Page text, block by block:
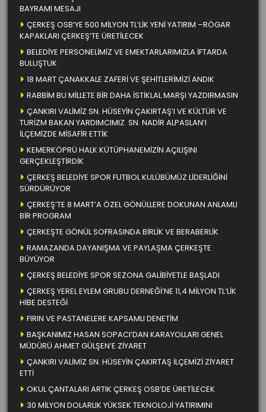
BAYRAMI MESAJI
ÇERKEŞ OSB’YE 500 MİLYON TL’LİK YENİ YATIRIM –RÖGAR
KAPAKLARI ÇERKEŞ’TE ÜRETİLECEK
BELEDİYE PERSONELİMİZ VE EMEKTARLARIMIZLA İFTARDA
BULUŞTUK
18 MART ÇANAKKALE ZAFERİ VE ŞEHİTLERİMİZİ ANDIK
RABBİM BU MİLLETE BİR DAHA İSTİKLAL MARŞI YAZDIRMASIN
ÇANKIRI VALİMİZ SN. HÜSEYİN ÇAKIRTAŞ’I VE KÜLTÜR VE
TURİZM BAKAN YARDIMCIMIZ SN. NADİR ALPASLAN’I
İLÇEMİZDE MİSAFİR ETTİK
KEMERKÖPRÜ HALK KÜTÜPHANEMİZİN AÇILIŞINI
GERÇEKLEŞTİRDİK
ÇERKEŞ BELEDİYE SPOR FUTBOL KULÜBÜMÜZ LİDERLİĞİNİ
SÜRDÜRÜYOR
ÇERKEŞ’TE 8 MART’A ÖZEL GÖNÜLLERE DOKUNAN ANLAMLI
BİR PROGRAM
ÇERKEŞTE GÖNÜL SOFRASINDA BİRLİK VE BERABERLİK
RAMAZANDA DAYANIŞMA VE PAYLAŞMA ÇERKEŞTE
BÜYÜYOR
ÇERKEŞ BELEDİYE SPOR SEZONA GALİBİYETLE BAŞLADI
ÇERKEŞ YEREL EYLEM GRUBU DERNEĞİ’NE 11,4 MİLYON TL’LİK
HİBE DESTEĞİ
FIRIN VE PASTANELERE KAPSAMLI DENETİM
BAŞKANIMIZ HASAN SOPACI’DAN KARAYOLLARI GENEL
MÜDÜRÜ AHMET GÜLŞEN’E ZİYARET
ÇANKIRI VALİMİZ SN. HÜSEYİN ÇAKIRTAŞ İLÇEMİZİ ZİYARET
ETTİ
OKUL ÇANTALARI ARTIK ÇERKEŞ OSB’DE ÜRETİLECEK
30 MİLYON DOLARLIK YÜKSEK TEKNOLOJİ YATIRIMINI